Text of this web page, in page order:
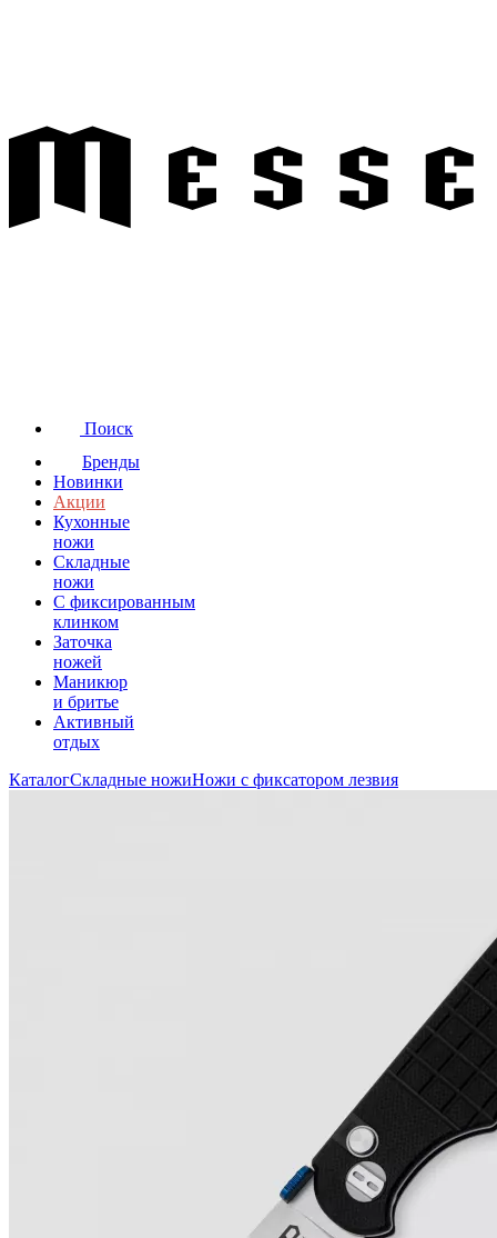
Поиск
Бренды
Новинки
Акции
Кухонные
ножи
Складные
ножи
C фиксированным
клинком
Заточка
ножей
Маникюр
и бритье
Активный
отдых
КаталогСкладные ножиНожи с фиксатором лезвия